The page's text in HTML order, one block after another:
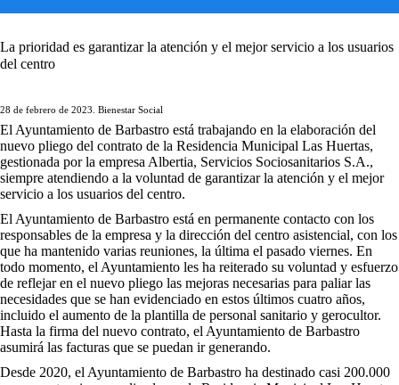
La prioridad es garantizar la atención y el mejor servicio a los usuarios
del centro
28 de febrero de 2023. Bienestar Social
El Ayuntamiento de Barbastro está trabajando en la elaboración del
nuevo pliego del contrato de la Residencia Municipal Las Huertas,
gestionada por la empresa Albertia, Servicios Sociosanitarios S.A.,
siempre atendiendo a la voluntad de garantizar la atención y el mejor
servicio a los usuarios del centro.
El Ayuntamiento de Barbastro está en permanente contacto con los
responsables de la empresa y la dirección del centro asistencial, con los
que ha mantenido varias reuniones, la última el pasado viernes. En
todo momento, el Ayuntamiento les ha reiterado su voluntad y esfuerzo
de reflejar en el nuevo pliego las mejoras necesarias para paliar las
necesidades que se han evidenciado en estos últimos cuatro años,
incluido el aumento de la plantilla de personal sanitario y gerocultor.
Hasta la firma del nuevo contrato, el Ayuntamiento de Barbastro
asumirá las facturas que se puedan ir generando.
Desde 2020, el Ayuntamiento de Barbastro ha destinado casi 200.000